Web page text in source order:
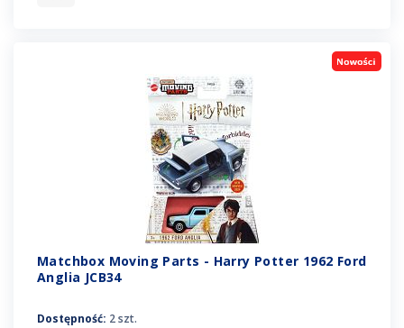
Matchbox Moving Parts - Harry Potter 1962 Ford
Anglia JCB34
Dostępność: 2 szt.